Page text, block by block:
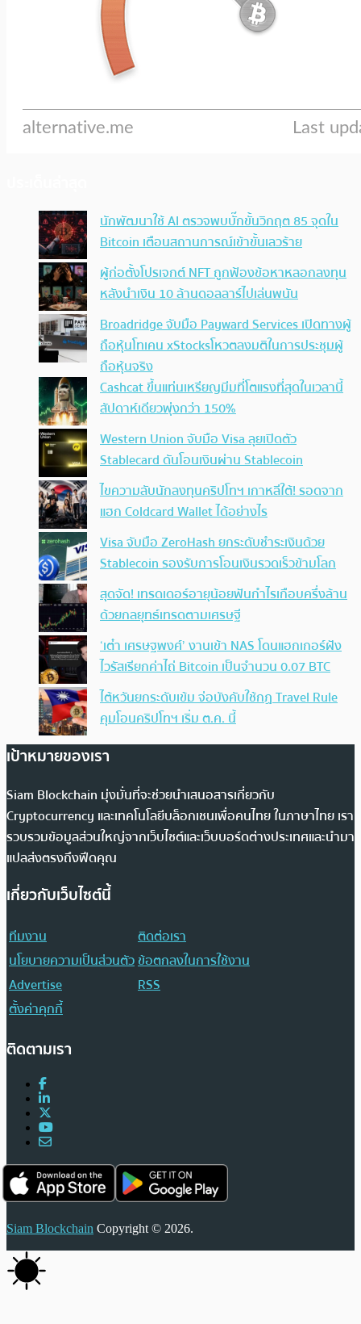
นักพัฒนาใช้ AI ตรวจพบบั๊กขั้นวิกฤต 85 จุดใน
Bitcoin เตือนสถานการณ์เข้าขั้นเลวร้าย
ผู้ก่อตั้งโปรเจกต์ NFT ถูกฟ้องข้อหาหลอกลงทุน
หลังนำเงิน 10 ล้านดอลลาร์ไปเล่นพนัน
Broadridge จับมือ Payward Services เปิดทางผู้
ถือหุ้นโทเคน xStocksโหวตลงมติในการประชุมผู้
ถือหุ้นจริง
Cashcat ขึ้นแท่นเหรียญมีมที่โตแรงที่สุดในเวลานี้
สัปดาห์เดียวพุ่งกว่า 150%
Western Union จับมือ Visa ลุยเปิดตัว
Stablecard ดันโอนเงินผ่าน Stablecoin
ไขความลับนักลงทุนคริปโทฯ เกาหลีใต้! รอดจาก
แฮก Coldcard Wallet ได้อย่างไร
Visa จับมือ ZeroHash ยกระดับชำระเงินด้วย
Stablecoin รองรับการโอนเงินรวดเร็วข้ามโลก
สุดจัด! เทรดเดอร์อายุน้อยฟันกำไรเกือบครึ่งล้าน
ด้วยกลยุทธ์เทรดตามเศรษฐี
‘เต๋า เศรษฐพงศ์’ งานเข้า NAS โดนแฮกเกอร์ฝัง
ไวรัสเรียกค่าไถ่ Bitcoin เป็นจำนวน 0.07 BTC
ไต้หวันยกระดับเข้ม จ่อบังคับใช้กฏ Travel Rule
คุมโอนคริปโทฯ เริ่ม ต.ค. นี้
เป้าหมายของเรา
Siam Blockchain มุ่งมั่นที่จะช่วยนำเสนอสารเกี่ยวกับ
Cryptocurrency และเทคโนโลยีบล็อกเชนเพื่อคนไทย ในภาษาไทย เรา
รวบรวมข้อมูลส่วนใหญ่จากเว็บไซต์และเว็บบอร์ดต่างประเทศและนำมา
แปลส่งตรงถึงฟีดคุณ
เกี่ยวกับเว็บไซต์นี้
ทีมงาน
ติดต่อเรา
นโยบายความเป็นส่วนตัวข้อตกลงในการใช้งาน
Advertise
RSS
ตั้งค่าคุกกี้
ติดตามเรา
Siam Blockchain Copyright © 2026.